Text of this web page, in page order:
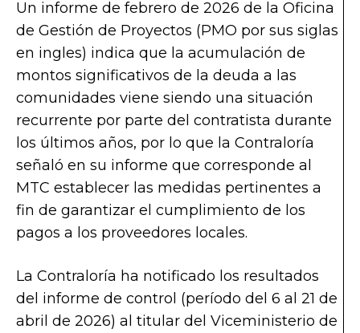
Un informe de febrero de 2026 de la Oficina
de Gestión de Proyectos (PMO por sus siglas
en ingles) indica que la acumulación de
montos significativos de la deuda a las
comunidades viene siendo una situación
recurrente por parte del contratista durante
los últimos años, por lo que la Contraloría
señaló en su informe que corresponde al
MTC establecer las medidas pertinentes a
fin de garantizar el cumplimiento de los
pagos a los proveedores locales.
La Contraloría ha notificado los resultados
del informe de control (período del 6 al 21 de
abril de 2026) al titular del Viceministerio de